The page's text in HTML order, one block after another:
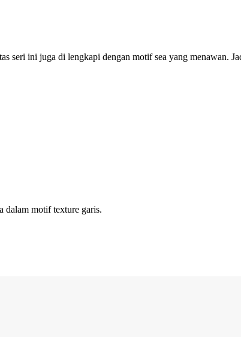
seri ini juga di lengkapi dengan motif sea yang menawan.
dalam motif texture garis.